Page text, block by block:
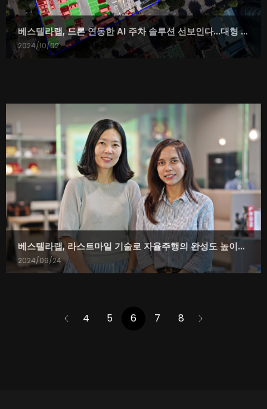
베스텔라랩, 드론 연동한 AI 주차 솔루션 선보인다...대형 이벤트에서 발생하는 만성적인 주차 문제 해결
2024/10/02
베스텔라랩, 라스트마일 기술로 자율주행의 완성도 높이다... 실내 주차 솔루션 '워치마일'로 자율주행의 마지막 퍼즐 완성
2024/09/24
< 4 5 6 7 8 >